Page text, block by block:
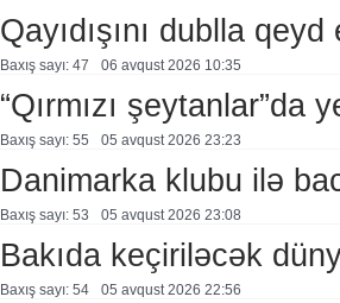
Qayıdışını dublla qeyd
Baxış sayı: 47 06 avqust 2026 10:35
“Qırmızı şeytanlar”da
Baxış sayı: 55 05 avqust 2026 23:23
Danimarka klubu ilə
Baxış sayı: 53 05 avqust 2026 23:08
Bakıda keçiriləcək
Baxış sayı: 54 05 avqust 2026 22:56